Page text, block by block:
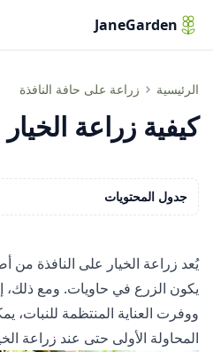
JaneGarden
الرئيسية زراعة على حافة النافذة كيفية زراعة الخيار على النافذة
كيفية زراعة
يُعد زراعة الخيار على النافذة من
يكون الزرع في حاويات. ومع ذلك،
ووفرت العناية المنتظمة
المحاولة الأولى حتى عند زراعة
جدول المحتويات